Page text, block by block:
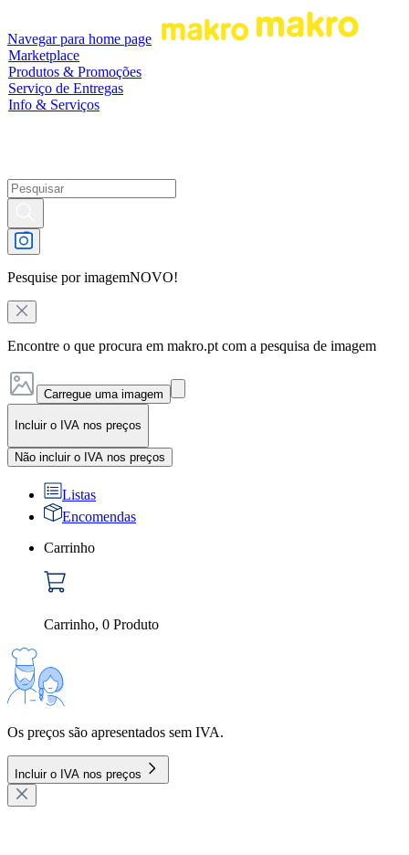
Navegar para home page
Marketplace
Produtos & Promoções
Serviço de Entregas
Info & Serviços
Pesquise por imagemNOVO!
Encontre o que procura em makro.pt com a pesquisa de imagem
Carregue uma imagem
Incluir o IVA nos preços
Não incluir o IVA nos preços
Listas
Encomendas
Carrinho
Carrinho, 0 Produto
Os preços são apresentados sem IVA.
Incluir o IVA nos preços